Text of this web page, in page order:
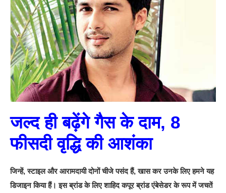
जल्द ही बढ़ेंगे गैस के दाम, 8
फीसदी वृद्धि की आशंका
जिन्हें, स्टाइल और आरामदायी दोनों चीजे पसंद हैं, खास कर उनके लिए हमने यह
डिजाइन किया हैं। इस ब्रांड के लिए शाहिद कपूर ब्रांड एंबेसेडर के रूप में जचतें